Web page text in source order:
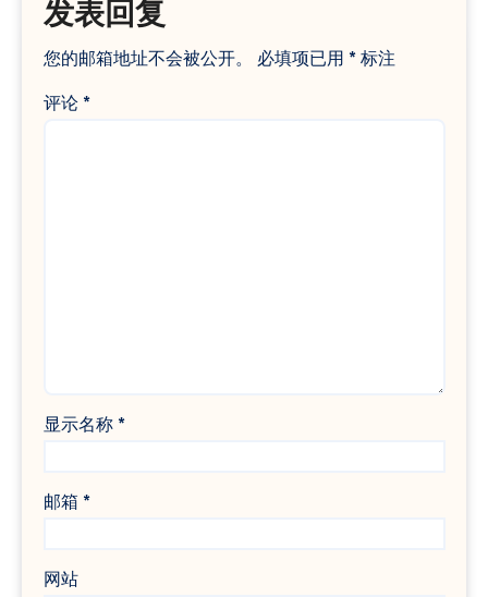
发表回复
您的邮箱地址不会被公开。 必填项已用 *标注
评论 *
显示名称 *
邮箱 *
网站